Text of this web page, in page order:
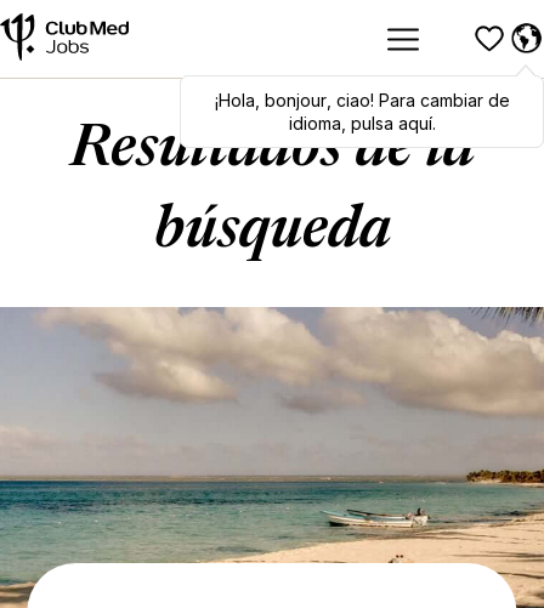
Hola,bonjour,ciao! To switch
languages, click here!
¡Hola bonjour, ciao! Para cambiar de
idioma, pulsa aquí.
Resultados de la
búsqueda